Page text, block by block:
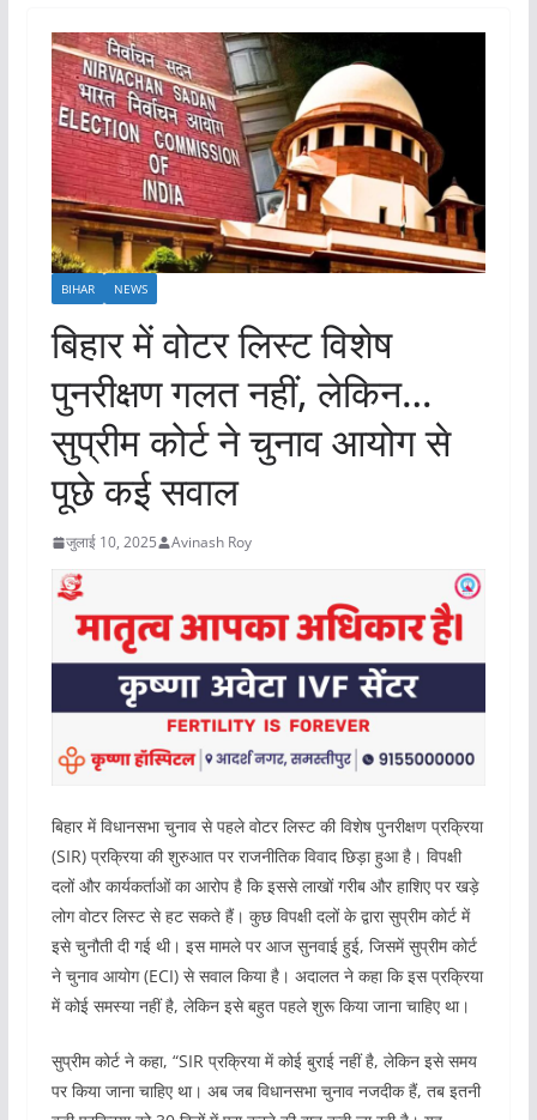
BIHAR NEWS
बिहार में वोटर लिस्ट विशेष
पुनरीक्षण गलत नहीं, लेकिन…
सुप्रीम कोर्ट ने चुनाव आयोग से
पूछे कई सवाल
जुलाई 10, 2025 Avinash Roy
बिहार में विधानसभा चुनाव से पहले वोटर लिस्ट की विशेष पुनरीक्षण प्रक्रिया
(SIR) प्रक्रिया की शुरुआत पर राजनीतिक विवाद छिड़ा हुआ है। विपक्षी
दलों और कार्यकर्ताओं का आरोप है कि इससे लाखों गरीब और हाशिए पर खड़े
लोग वोटर लिस्ट से हट सकते हैं। कुछ विपक्षी दलों के द्वारा सुप्रीम कोर्ट में
इसे चुनौती दी गई थी। इस मामले पर आज सुनवाई हुई, जिसमें सुप्रीम कोर्ट
ने चुनाव आयोग (ECI) से सवाल किया है। अदालत ने कहा कि इस प्रक्रिया
में कोई समस्या नहीं है, लेकिन इसे बहुत पहले शुरू किया जाना चाहिए था।
सुप्रीम कोर्ट ने कहा, “SIR प्रक्रिया में कोई बुराई नहीं है, लेकिन इसे समय
पर किया जाना चाहिए था। अब जब विधानसभा चुनाव नजदीक हैं, तब इतनी